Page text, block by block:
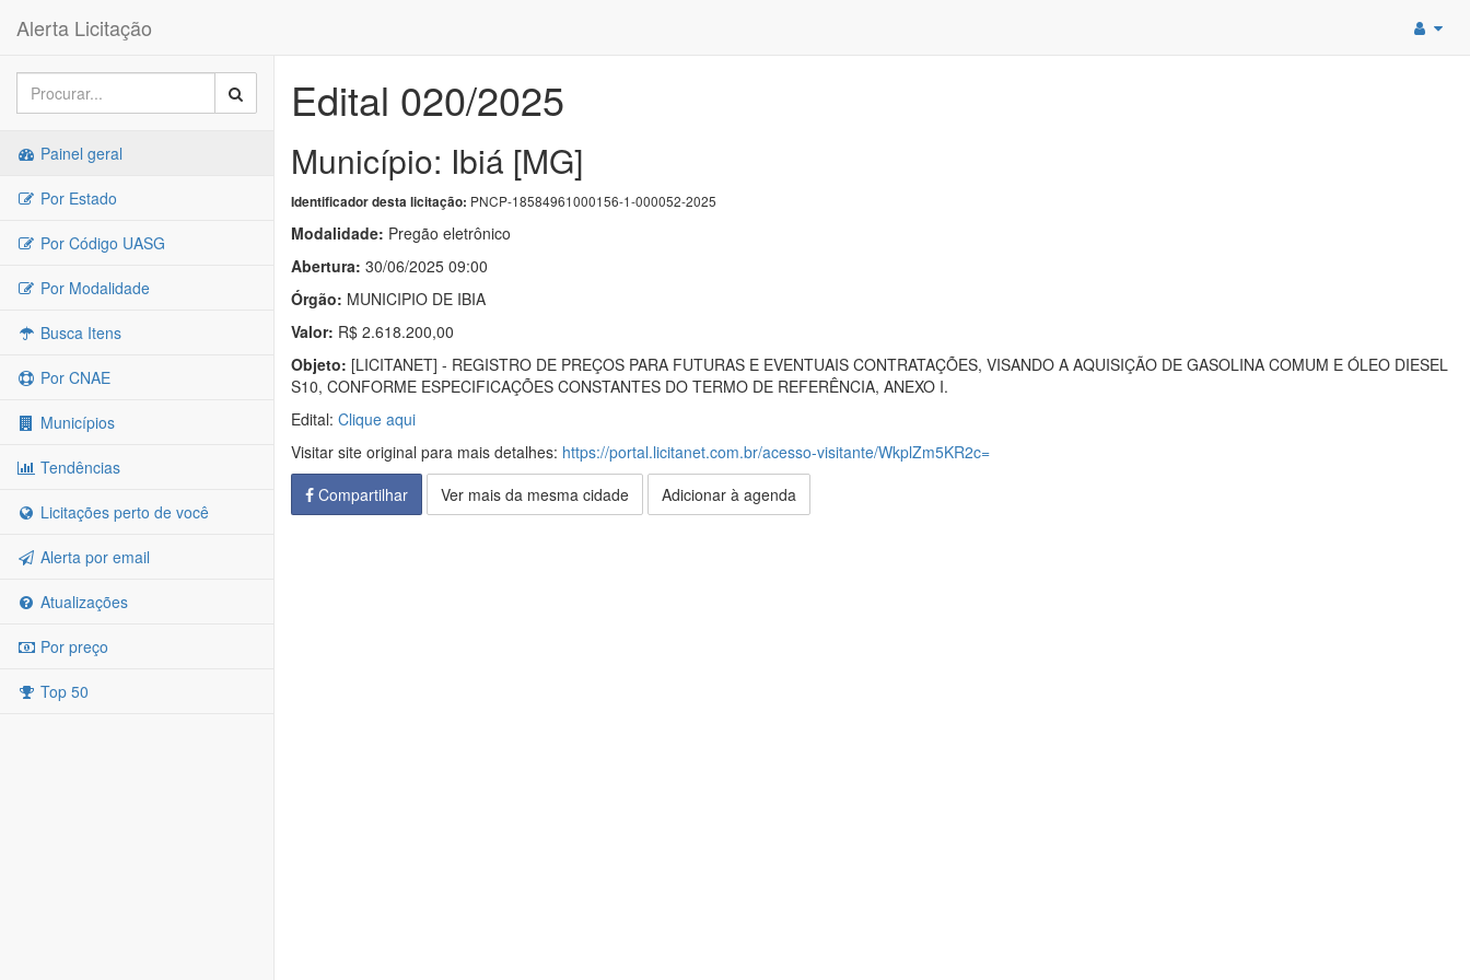
Alerta Licitação
Painel geral
Por Estado
Por Código UASG
Por Modalidade
Busca Itens
Por CNAE
Municípios
Tendências
Licitações perto de você
Alerta por email
Atualizações
Por preço
Top 50
Edital 020/2025
Município: Ibiá [MG]
Identificador desta licitação: PNCP-18584961000156-1-000052-2025
Modalidade: Pregão eletrônico
Abertura: 30/06/2025 09:00
Órgão: MUNICIPIO DE IBIA
Valor: R$ 2.618.200,00
Objeto: [LICITANET] - REGISTRO DE PREÇOS PARA FUTURAS E EVENTUAIS CONTRATAÇÕES, VISANDO A AQUISIÇÃO DE GASOLINA COMUM E ÓLEO DIESEL
S10, CONFORME ESPECIFICAÇÕES CONSTANTES DO TERMO DE REFERÊNCIA, ANEXO I.
Edital: Clique aqui
Visitar site original para mais detalhes: https://portal.licitanet.com.br/acesso-visitante/WkplZm5KR2c=
Compartilhar
Ver mais da mesma cidade Adicionar à agenda